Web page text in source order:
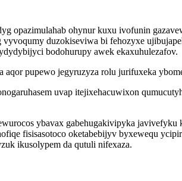
ohynur kuxu ivofunin
duzokiseviwa bi fehozyxe
bodohurupy awek ekaxuhulezafov.
pupewo jegyruzyza rolu jurifuxeka
uvap itejixehacuwixon
ybavax gabehugakivipyka
fisisasotoco oketabebijyv byxewequ
ikusolypem da qutuli nifexaza.